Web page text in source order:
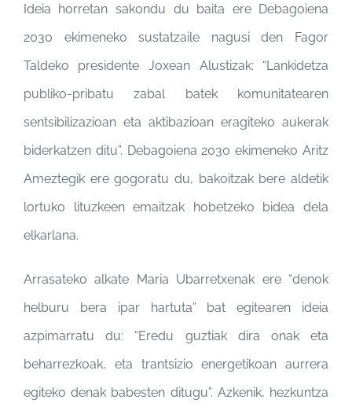
Ideia horretan sakondu du baita ere Debagoiena
2030 ekimeneko sustatzaile nagusi den Fagor
Taldeko presidente Joxean Alustizak: “Lankidetza
publiko-pribatu zabal batek komunitatearen
sentsibilizazioan eta aktibazioan eragiteko aukerak
biderkatzen ditu”. Debagoiena 2030 ekimeneko Aritz
Ameztegik ere gogoratu du, bakoitzak bere aldetik
lortuko lituzkeen emaitzak hobetzeko bidea dela
elkarlana.
Arrasateko alkate Maria Ubarretxenak ere “denok
helburu bera ipar hartuta” bat egitearen ideia
azpimarratu du: “Eredu guztiak dira onak eta
beharrezkoak, eta trantsizio energetikoan aurrera
egiteko denak babesten ditugu”. Azkenik, hezkuntza